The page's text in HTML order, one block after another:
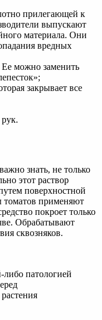
прилегающей к
выпускают
материала. Они
вредных
можно заменить
закрывает все
знать, не только
этот раствор
поверхностной
томатов применяют
покроет только
Обрабатывают
сквозняков.
патологией